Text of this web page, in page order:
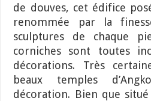
de douves, cet édifice
renommée par la
sculptures de chaque
corniches sont toutes
décorations. Très
beaux temples
décoration. Bien que